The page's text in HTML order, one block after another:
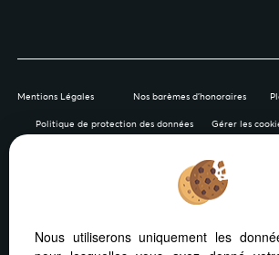
Mentions Légales Nos barèmes d'honoraires
Politique de protection des données Gérer les
Afin de vous offrir un confort de
votre PC, votre tablette ou votre
Nous utiliserons uniquement les